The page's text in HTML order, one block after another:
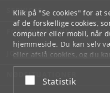
Klik på "Se cookies" for at
af de forskellige cookies,
computer eller mobil, når
hjemmeside. Du kan selv
eller afslå cookies, og du
underCookie- og
bunden af hver side.
Acceptér eller afslå
Statistik
SERVICES
FOR STUDERENDE OG
JOB OG KARRIERE
NØDSITUATIONER